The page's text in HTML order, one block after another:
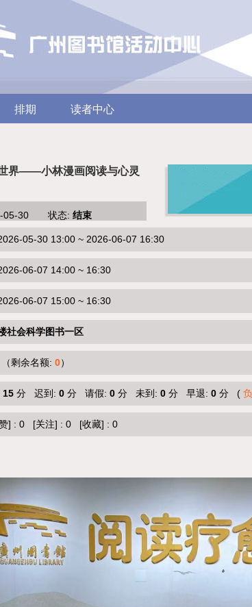
排期 读者中心
界——小林漫画阅读与心灵
05-30 状态: 结束
05-30 13:00 ~ 2026-06-07 16:30
06-07 14:00 ~ 16:30
06-07 15:00 ~ 16:30
社会科学图书一区
剩余名额: 0）
15 分 迟到: 0 分 请假: 0 分 未到: 0 分 早退: 0 分 (
] : 0 [关注] : 0 [收藏] : 0